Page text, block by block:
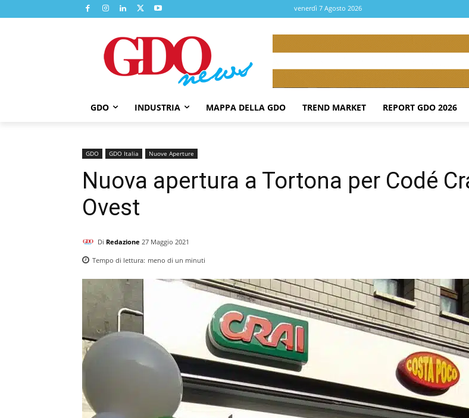
venerdì 7 Agosto 2026
GDO INDUSTRIA MAPPA DELLA GDO TREND MARKET REPORT GDO 2026
GDO GDO Italia Nuove Aperture
Nuova apertura a Tortona per Codé
Ovest
Di Redazione 27 Maggio 2021
Tempo di lettura: meno di un minuti